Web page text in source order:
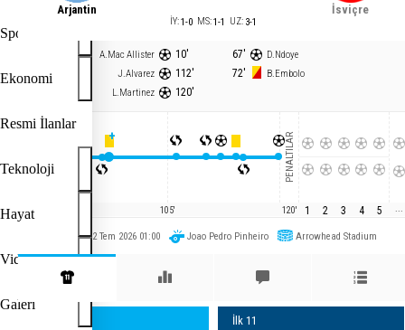
Spor
Ekonomi
Resmi İlanlar
Teknoloji
Hayat
Video
Galeri
Arjantin İsviçre
İY:1-0 MS:1-1 UZ: 3-1
A.Mac Allister 10'
J.Alvarez 112'
L.Martinez 120'
67' D.Ndoye
72' B.Embolo
ARJ
UZATMALAR
MAÇ SONU
90'
+
105'
PENALTILAR
120' 1 2 3 4 5
Paz 12 Tem 2026 01:00 Joao Pedro Pinheiro Arrowhead Stadium
İlk 11